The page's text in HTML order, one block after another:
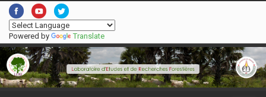
Powered by Translate